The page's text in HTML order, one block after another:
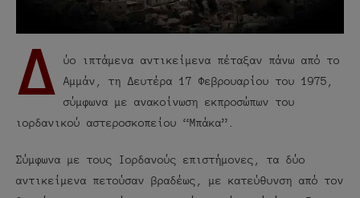
Δ
ύο ιπτάμενα αντικείμενα πέταξαν πάνω από το
Αμμάν, τη Δευτέρα 17 Φεβρουαρίου του 1975,
σύμφωνα με ανακοίνωση εκπροσώπων του
ιορδανικού αστεροσκοπείου “Μπάκα”.
Σύμφωνα με τους Ιορδανούς επιστήμονες, τα δύο
αντικείμενα πετούσαν βραδέως, με κατεύθυνση από τον